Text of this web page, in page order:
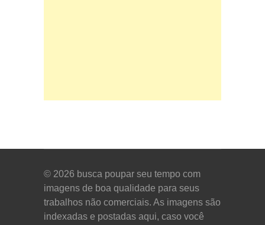
© 2026 busca poupar seu tempo com
imagens de boa qualidade para seus
trabalhos não comerciais. As imagens são
indexadas e postadas aqui, caso você